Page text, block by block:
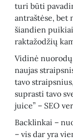
turi būti
antraštėse, bet
šiandien
raktažodžių
Vidinė
naujas
tavo
suprasti tavo
juice” – SEO
Backlinkai –
– vis dar yra